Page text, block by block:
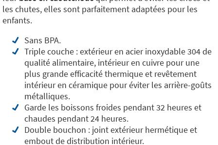
les chutes, elles sont parfaitement adaptées pour les
enfants.
Sans BPA.
Triple couche : extérieur en acier inoxydable 304 de
qualité alimentaire, intérieur en cuivre pour une
plus grande efficacité thermique et revêtement
intérieur en céramique pour éviter les arrière-goûts
métalliques.
Garde les boissons froides pendant 32 heures et
chaudes pendant 24 heures.
Double bouchon : joint extérieur hermétique et
embout de distribution intérieur.